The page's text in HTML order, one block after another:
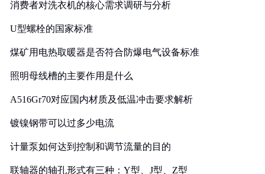
消费者对洗衣机的核心需求调研与分析
U型螺栓的国家标准
煤矿用电热取暖器是否符合防爆电气设备标准
照明母线槽的主要作用是什么
A516Gr70对应国内材质及低温冲击要求解析
镀镍钢带可以过多少电流
计量泵如何达到控制和调节流量的目的
联轴器的轴孔形式有三种：Y型、J型、Z型